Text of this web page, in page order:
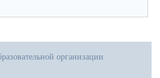
организации